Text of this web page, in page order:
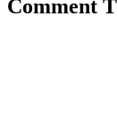
Comment